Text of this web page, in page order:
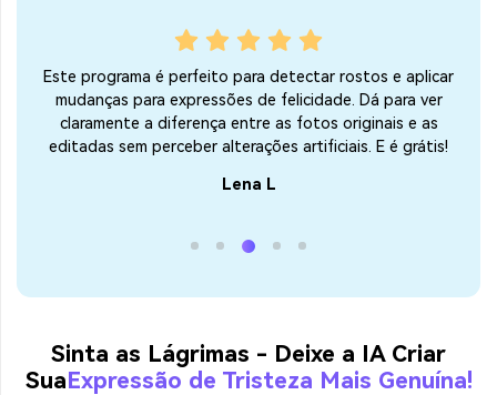
Este programa é perfeito para detectar rostos e aplicar
mudanças para expressões de felicidade. Dá para ver
claramente a diferença entre as fotos originais e as
editadas sem perceber alterações artificiais. E é grátis!
Lena L
Sinta as Lágrimas - Deixe a IA Criar
SuaExpressão de Tristeza Mais Genuína!